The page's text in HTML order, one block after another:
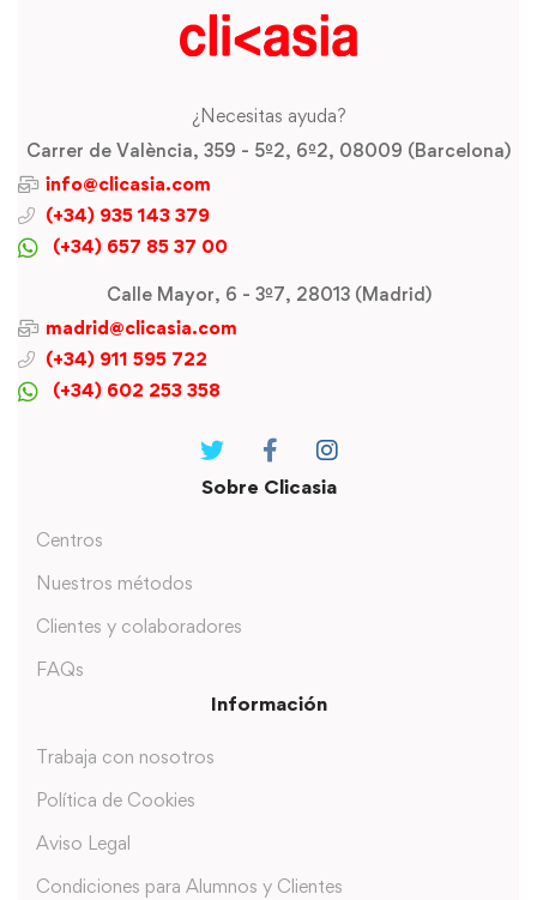
¿Necesitas ayuda?
Carrer de València, 359 - 5º2, 6º2, 08009 (Barcelona)
info@clicasia.com
(+34) 935 143 379
(+34) 657 85 37 00
Calle Mayor, 6 - 3º7, 28013 (Madrid)
madrid@clicasia.com
(+34) 911 595 722
(+34) 602 253 358
Sobre Clicasia
Centros
Nuestros métodos
Clientes y colaboradores
FAQs
Información
Trabaja con nosotros
Política de Cookies
Aviso Legal
Condiciones para Alumnos y Clientes